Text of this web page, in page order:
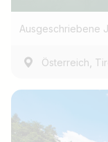
Ausgeschriebene
Österreich,